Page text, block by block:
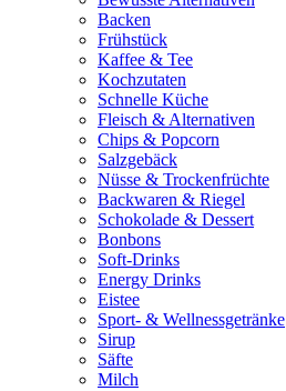
Backen
Frühstück
Kaffee & Tee
Kochzutaten
Schnelle Küche
Fleisch & Alternativen
Chips & Popcorn
Salzgebäck
Nüsse & Trockenfrüchte
Backwaren & Riegel
Schokolade & Dessert
Bonbons
Soft-Drinks
Energy Drinks
Eistee
Sport- & Wellnessgetränke
Sirup
Säfte
Milch